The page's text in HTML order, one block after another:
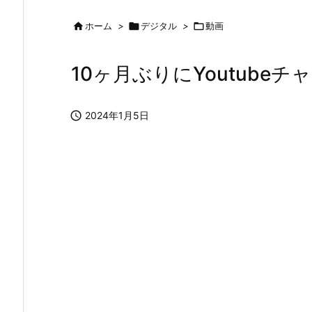
ホーム > デジタル > 動画
10ヶ月ぶりにYoutubeチ
 2024年1月5日